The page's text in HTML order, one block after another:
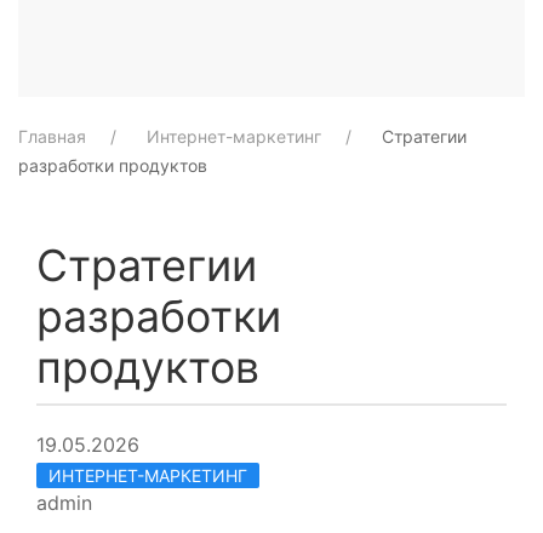
Главная Интернет-маркетинг
Стратегии
разработки продуктов
Стратегии
разработки
продуктов
19.05.2026
ИНТЕРНЕТ-МАРКЕТИНГ
admin